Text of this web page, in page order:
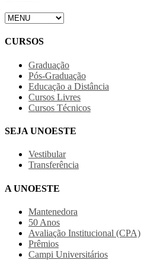
CURSOS
Graduação
Pós-Graduação
Educação a Distância
Cursos Livres
Cursos Técnicos
SEJA UNOESTE
Vestibular
Transferência
A UNOESTE
Mantenedora
50 Anos
Avaliação Institucional (CPA)
Prêmios
Campi Universitários